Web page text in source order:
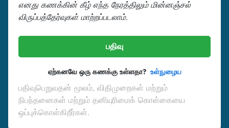
எனது கணக்கின் கீழ் எந்த நேரத்திலும் மின்னஞ்சல்
விருப்பத்தேர்வுகள் மாற்றப்படலாம்.
பதிவு
ஏற்கனவே ஒரு கணக்கு உள்ளதா? உள்நுழைய
பதிவுபெறுவதன் மூலம், விதிமுறைகள் மற்றும்
நிபந்தனைகள் மற்றும் தனியுரிமைக் கொள்கையை
ஒப்புக்கொள்கிறீர்கள்.